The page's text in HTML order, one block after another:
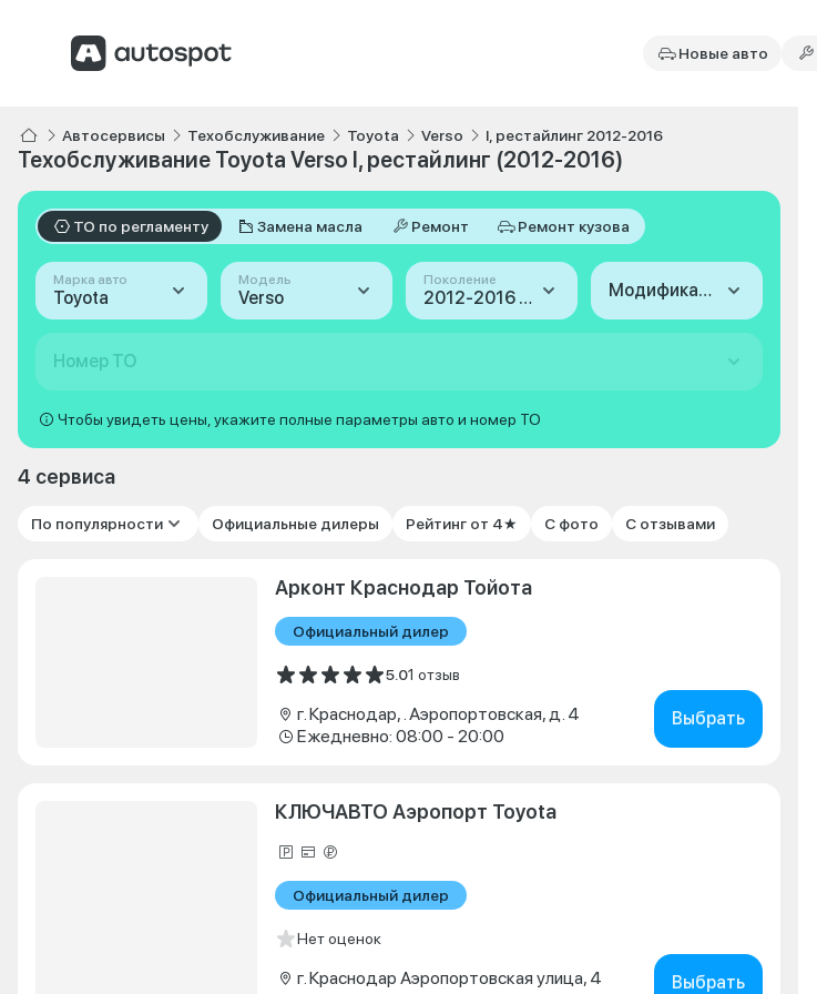
Новые авто
Автосервисы Техобслуживание Toyota Verso I, рестайлинг 2012-2016
Техобслуживание Toyota Verso I, рестайлинг (2012-2016)
ТО по регламенту Замена масла Ремонт Ремонт кузова
Марка авто
Toyota
Модель
Verso
Поколение
2012-2016 (I, рестайлинг) Модификация
Номер ТО
Чтобы увидеть цены, укажите полные параметры авто и номер ТО
4 сервиса
По популярности Официальные дилеры Рейтинг от 4★ С фото С отзывами
Арконт Краснодар Тойота
Официальный дилер
5.01 отзыв
г. Краснодар, . Аэропортовская, д. 4
Ежедневно: 08:00 - 20:00
Выбрать
КЛЮЧАВТО Аэропорт Toyota
Официальный дилер
Нет оценок
г. Краснодар Аэропортовская улица, 4
Выбрать